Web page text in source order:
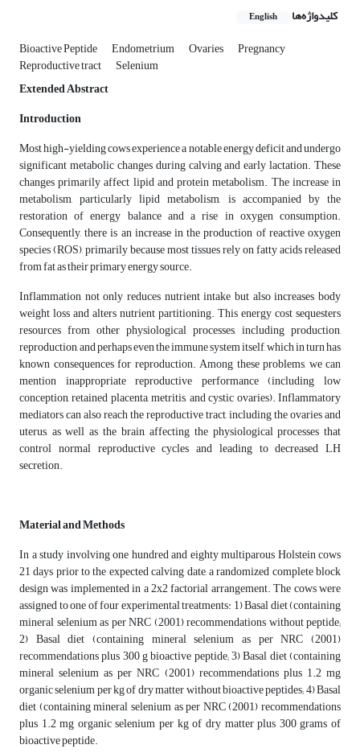
کلیدواژه‌ها English
Bioactive Peptide Endometrium Ovaries Pregnancy
Reproductive tract
Selenium
Extended Abstract
Introduction
Most high-yielding cows experience a notable energy deficit and undergo
significant metabolic changes during calving and early lactation. These
changes primarily affect lipid and protein metabolism. The increase in
metabolism, particularly lipid metabolism, is accompanied by the
restoration of energy balance and a rise in oxygen consumption.
Consequently, there is an increase in the production of reactive oxygen
species (ROS), primarily because most tissues rely on fatty acids released
from fat as their primary energy source.
Inflammation not only reduces nutrient intake but also increases body
weight loss and alters nutrient partitioning. This energy cost sequesters
resources from other physiological processes, including production,
reproduction, and perhaps even the immune system itself, which in turn has
known consequences for reproduction. Among these problems, we can
mention inappropriate reproductive performance (including low
conception, retained placenta, metritis, and cystic ovaries). Inflammatory
mediators can also reach the reproductive tract, including the ovaries and
uterus, as well as the brain, affecting the physiological processes that
control normal reproductive cycles and leading to decreased LH
secretion.
Material and Methods
In a study involving one hundred and eighty multiparous Holstein cows
21 days prior to the expected calving date, a randomized complete block
design was implemented in a 2x2 factorial arrangement. The cows were
assigned to one of four experimental treatments: 1) Basal diet (containing
mineral selenium as per NRC (2001) recommendations without peptide;
2) Basal diet (containing mineral selenium as per NRC (2001)
recommendations plus 300 g bioactive peptide; 3) Basal diet (containing
mineral selenium as per NRC (2001) recommendations plus 1.2 mg
organic selenium per kg of dry matter without bioactive peptides; 4) Basal
diet (containing mineral selenium as per NRC (2001) recommendations
plus 1.2 mg organic selenium per kg of dry matter plus 300 grams of
bioactive peptide.